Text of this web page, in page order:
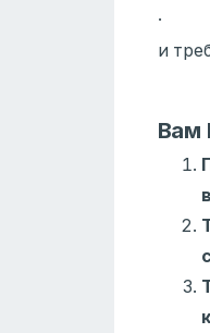
·
и
Вам